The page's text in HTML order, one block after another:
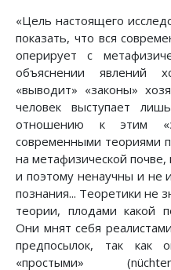
«Цель настоящего
показать, что вся
оперирует с
объяснении явлений
«выводит» «законы»
человек выступает
отношению к этим
современными теориями
на метафизической
и поэтому ненаучны и не
познания... Теоретики не
теории, плодами какой
Они мнят себя
предпосылок, так как
«простыми»